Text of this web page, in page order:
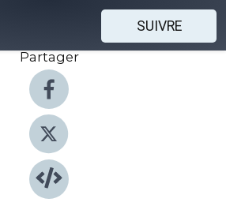
SUIVRE
Partager